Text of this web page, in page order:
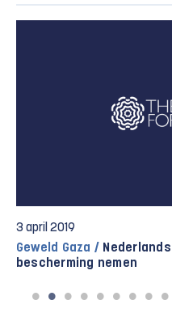
3 april 2019
Geweld Gaza /
bescherming nemen